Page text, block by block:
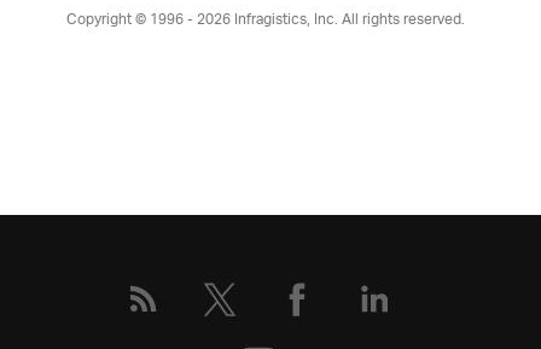
Copyright © 1996 - 2026Infragistics, Inc. All rights reserved.